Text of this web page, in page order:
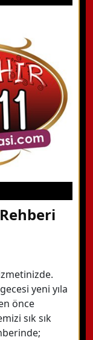
yeni yıla
önce
sık sık